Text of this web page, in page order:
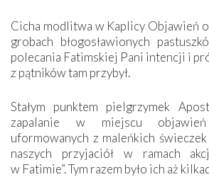
Cicha modlitwa w Kaplicy Objawień
grobach błogosławionych
polecania Fatimskiej Pani intencji i
z pątników tam przybył.
Stałym punktem pielgrzymek
zapalanie w miejscu
uformowanych z maleńkich świeczek
naszych przyjaciół w ramach
w Fatimie”. Tym razem było ich aż